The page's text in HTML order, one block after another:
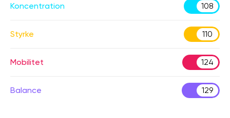
Koncentration 108
Styrke 110
Mobilitet 124
Balance 129